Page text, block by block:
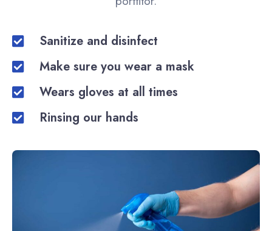
Sanitize and disinfect
Make sure you wear a mask
Wears gloves at all times
Rinsing our hands